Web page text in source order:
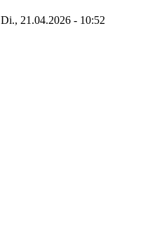
Di., 21.04.2026 - 10:52